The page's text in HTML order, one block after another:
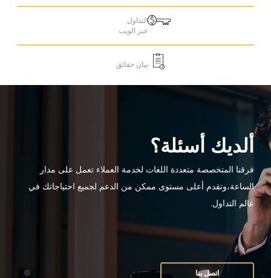
تسجيل الدخول إلى منصات على الانترنت
سجل الدخول إلى منطقة العملاء
التداول
عبر الويب
بيان حقائق
ألديك أسئلة؟
فرقنا المتخصصة متعددة اللغات لخدمة العملاء تعمل على مدار
الساعة،وتقدم أعلى مستوى ممكن من الدعم لجميع احتياجاتك في
عالم التداول.
اتصل بنا